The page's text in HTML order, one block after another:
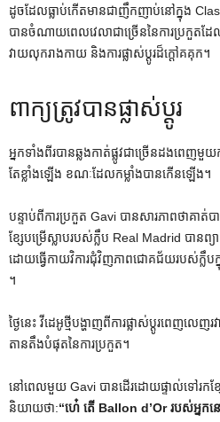
ដូចដែលធ្លាប់កើតមានជាញឹកញាប់នៅក្នុង
បានចំណាយពេលវេលាជាច្រើននៃការប្រកួតដែល
វាយលុករាងកាយ និងការផ្លាស់ប្តូរដ៏ក្តៅគគុក។
ពាក្យត្រូវបានផ្លាស់ប្តូរ
អ្នក​ទាំង​ពីរ​បាន​ឆ្លង​កាត់​ផ្លូវ​ជាច្រើន​ដង​ពេញ​
តែ​ខ្លាំង​ឡើង ខណៈ​ដែល​កម្លាំង​បាន​កើន​ឡើង។
បន្ទាប់ពីការប្រកួត Gavi បានសារភាពថាគាត់
ខ្សែបម្រើស្លាបរបស់ក្លឹប Real Madrid បានព្យ
ដោយធ្វើកាយវិការជុំវិញភាពជោគជ័យរបស់ក្លឹ
។
ថ្ងៃនេះ វីដេអូថ្មីបង្ហាញពីការផ្លាស់ប្តូរពេញលេ
តានតឹងបំផុតនៃការប្រកួត។
នៅពេលមួយ Gavi បានដើរដោយផ្ទាល់ទៅរកខ្
និយាយថា:“ហេ៎ តើ Ballon d’Or របស់អ្នក